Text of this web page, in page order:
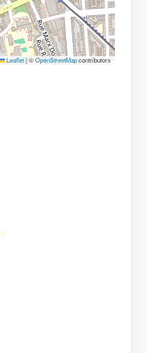
Leaflet|©OpenStreetMapcontributors